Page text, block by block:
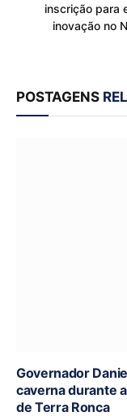
inscrição para
inovação no
POSTAGENS
Governador
caverna durante
de Terra Ronca